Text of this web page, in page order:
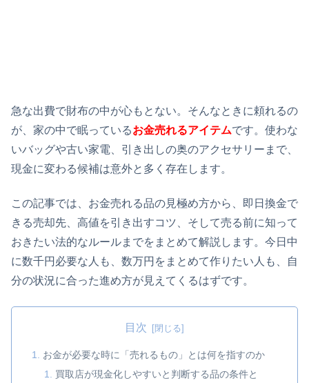
急な出費で財布の中が心もとない。そんなときに頼れるの
が、家の中で眠っているお金売れるアイテムです。使わな
いバッグや古い家電、引き出しの奥のアクセサリーまで、
現金に変わる候補は意外と多く存在します。
この記事では、お金売れる品の見極め方から、即日換金で
きる売却先、高値を引き出すコツ、そして売る前に知って
おきたい法的なルールまでをまとめて解説します。今日中
に数千円必要な人も、数万円をまとめて作りたい人も、自
分の状況に合った進め方が見えてくるはずです。
目次
お金が必要な時に「売れるもの」とは何を指すのか
買取店が現金化しやすいと判断する品の条件と